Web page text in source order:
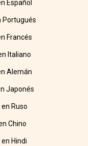
Español
Portugués
Francés
Italiano
Alemán
Japonés
Ruso
Chino
Hindi